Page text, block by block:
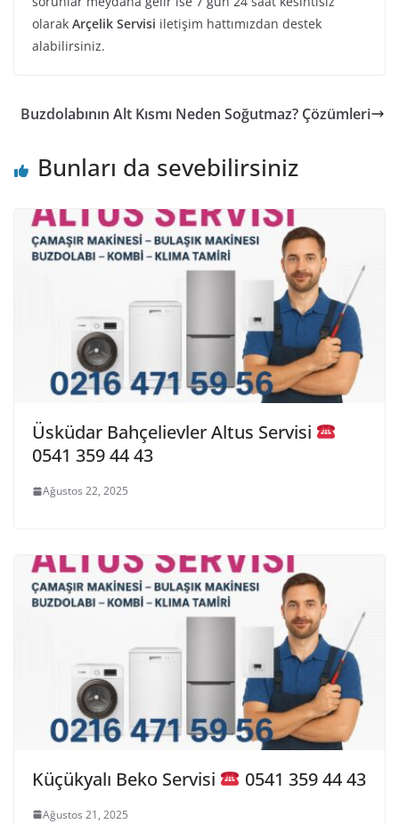
olarak Arçelik Servisi iletişim hattımızdan destek
alabilirsiniz.
Buzdolabının Alt Kısmı Neden Soğutmaz? Çözümleri
Bunları da sevebilirsiniz
Üsküdar Bahçelievler Altus Servisi
0541 359 44 43
Ağustos 22, 2025
Küçükyalı Beko Servisi 0541 359 44 43
Ağustos 21, 2025